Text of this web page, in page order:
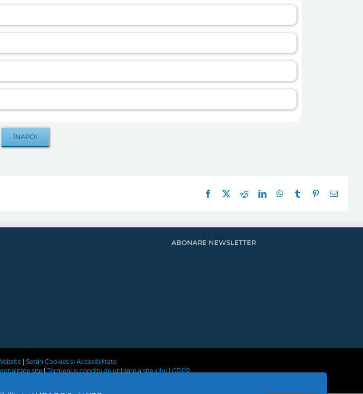
Facebook RedditLinkedInWhatsApp
Tumblr Pinterest
E-
ABONARE NEWSLETTER
| Setări Cookies și Accesibilitate
site|Termeni și condiții de utilizare a site-ului|GDPR